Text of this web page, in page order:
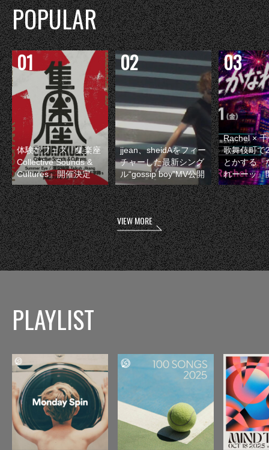
POPULAR
体験型フェス『集楽座
Collective Sounds &
Cultures』開催決定
jjean、sheidAをフィー
チャーした最新シング
ル“gossip boy”MV公開
Rachel ×
歌舞伎町で
とかする『
れーーッ』
VIEW MORE
PLAYLIST